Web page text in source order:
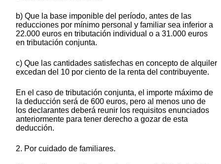
b) Que la base imponible del período, antes de las
reducciones por mínimo personal y familiar sea inferior a
22.000 euros en tributación individual o a 31.000 euros
en tributación conjunta.
c) Que las cantidades satisfechas en concepto de alquiler
excedan del 10 por ciento de la renta del contribuyente.
En el caso de tributación conjunta, el importe máximo de
la deducción será de 600 euros, pero al menos uno de
los declarantes deberá reunir los requisitos enunciados
anteriormente para tener derecho a gozar de esta
deducción.
2. Por cuidado de familiares.